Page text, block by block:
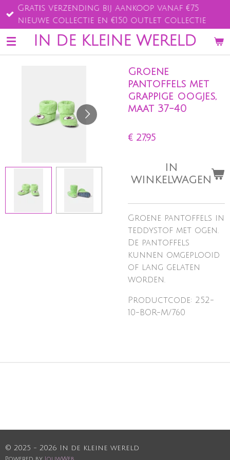
Ga
direct
naar
de
IN DE KLEINE WERELD
Gratis verzending bij aankoop vanaf €75
nieuwe collectie en €150 outlet collectie
Groene
pantoffels met
grappige oogjes,
maat 37-40
€ 27,95
IN
WINKELWAGEN
Groene pantoffels in
teddystof met ogen.
De pantoffels
kunnen omgeplooid
of lang gelaten
worden.
Productcode: 252-
10-BOR-M/760
© 2025 - 2026 In de kleine wereld